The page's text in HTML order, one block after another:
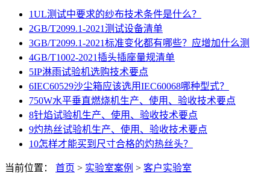
1UL测试中要求的纱布技术条件是什么？
2GB/T2099.1-2021测试设备清单
3GB/T2099.1-2021标准变化都有哪些？应增加什么测
4GB/T1002-2021插头插座量规清单
5IP淋雨试验机选购技术要点
6IEC60529沙尘箱应该选用IEC60068哪种型式？
750W水平垂直燃烧机生产、使用、验收技术要点
8针焰试验机生产、使用、验收技术要点
9灼热丝试验机生产、使用、验收技术要点
10怎样才能买到尺寸合格的灼热丝头？
当前位置： 首页 > 实验室案例 > 客户实验室